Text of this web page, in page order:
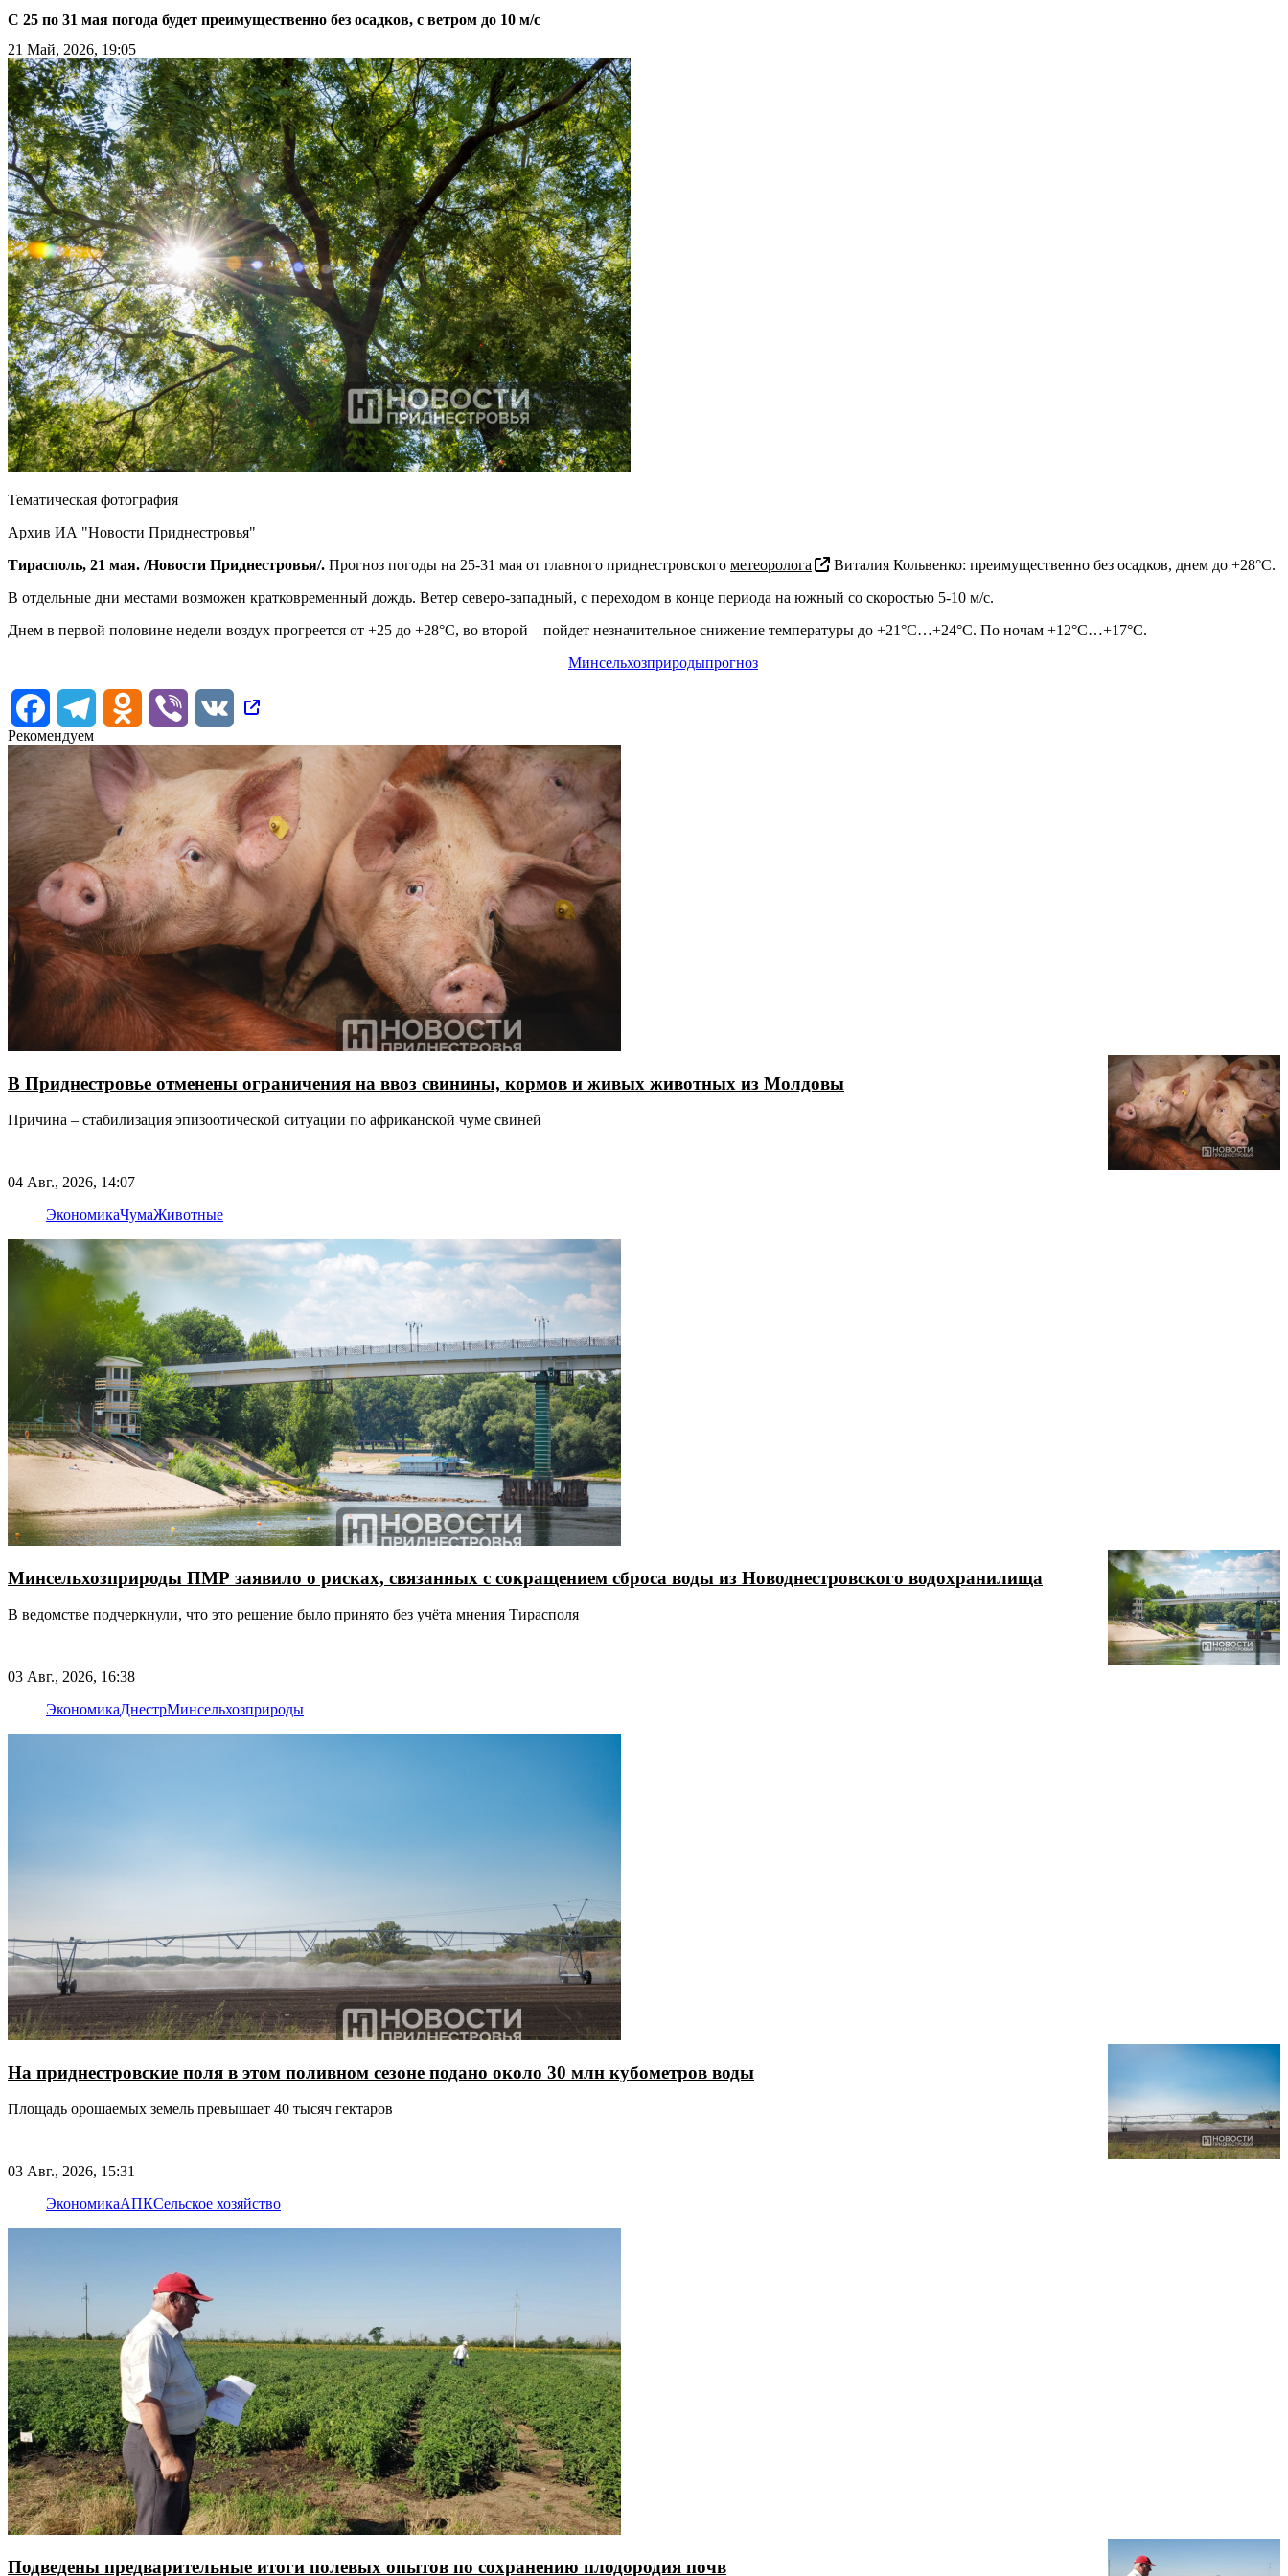
С 25 по 31 мая погода будет преимущественно без осадков, с ветром до 10 м/с
21 Май, 2026, 19:05
Тематическая фотография
Архив ИА "Новости Приднестровья"
Тирасполь, 21 мая. /Новости Приднестровья/. Прогноз погоды на 25-31 мая от главного приднестровского метеоролога
Виталия Кольвенко: преимущественно без осадков, днем до +28°С.
В отдельные дни местами возможен кратковременный дождь. Ветер северо-западный, с переходом в конце периода на южный со скоростью 5-10 м/с.
Днем в первой половине недели воздух прогреется от +25 до +28°С, во второй – пойдет незначительное снижение температуры до +21°С…+24°С. По ночам +12°С…+17°С.
Минсельхозприродыпрогноз
FacebookTelegram Odnoklassniki
Viber
VK
Рекомендуем
В Приднестровье отменены ограничения на ввоз свинины, кормов и живых животных из Молдовы
Причина – стабилизация эпизоотической ситуации по африканской чуме свиней
04 Авг., 2026, 14:07
ЭкономикаЧумаЖивотные
Минсельхозприроды ПМР заявило о рисках, связанных с сокращением сброса воды из Новоднестровского водохранилища
В ведомстве подчеркнули, что это решение было принято без учёта мнения Тирасполя
03 Авг., 2026, 16:38
ЭкономикаДнестрМинсельхозприроды
На приднестровские поля в этом поливном сезоне подано около 30 млн кубометров воды
Площадь орошаемых земель превышает 40 тысяч гектаров
03 Авг., 2026, 15:31
ЭкономикаАПКСельское хозяйство
Подведены предварительные итоги полевых опытов по сохранению плодородия почв